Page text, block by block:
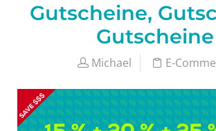
Gutscheine,
Gutscheine
Michael E-